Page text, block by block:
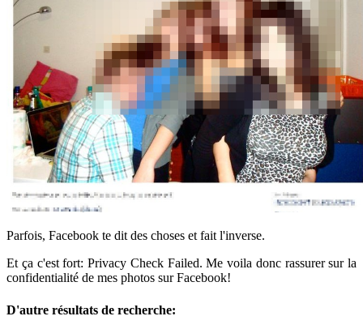
Parfois, Facebook te dit des choses et fait l'inverse.
Et ça c'est fort: Privacy Check Failed. Me voila donc rassurer sur la
confidentialité de mes photos sur Facebook!
D'autre résultats de recherche: